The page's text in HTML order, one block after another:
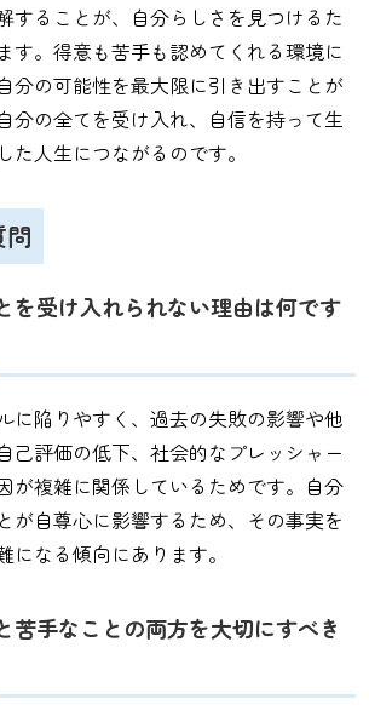
することが、自分らしさを見つけるた
す。得意も苦手も認めてくれる環境に
分の可能性を最大限に引き出すことが
分の全てを受け入れ、自信を持って生
た人生につながるのです。
問
を受け入れられない理由は何です
に陥りやすく、過去の失敗の影響や他
己評価の低下、社会的なプレッシャー
が複雑に関係しているためです。自分
が自尊心に影響するため、その事実を
になる傾向にあります。
苦手なことの両方を大切にすべき